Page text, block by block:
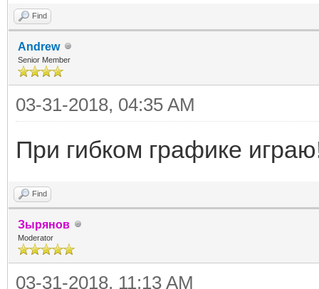
Find
Andrew
Senior Member
03-31-2018, 04:35 AM
При гибком графике
Find
Зырянов
Moderator
03-31-2018, 11:13 AM